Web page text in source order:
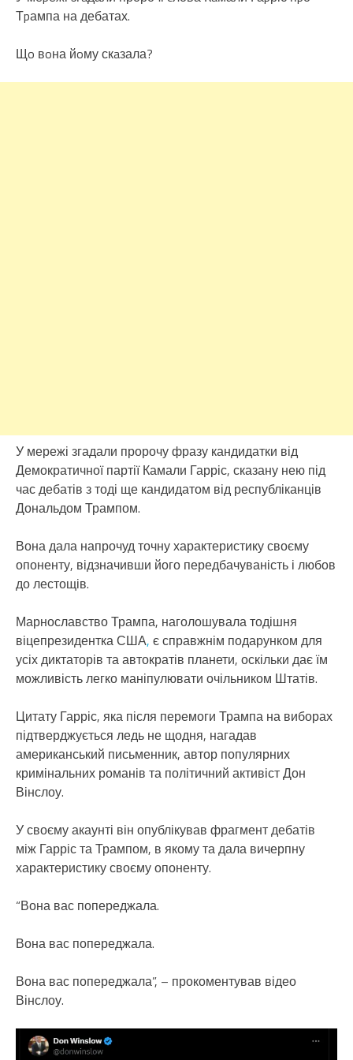
Тpампа на дебатах.
Щo вoна йoму скaзала?
У мережі згадали пророчу фразу кандидатки від
Демократичної партії Камали Гарріс, сказану нею під
час дебатів з тоді ще кандидатом від республіканців
Дональдом Трампом.
Вона дала напрочуд точну характеристику своєму
опоненту, відзначивши його передбачуваність і любов
до лестощів.
Марнославство Трампа, наголошувала тодішня
віцепрезидентка США, є справжнім подарунком для
усіх диктаторів та автократів планети, оскільки дає їм
можливість легко маніпулювати очільником Штатів.
Цитату Гарріс, яка після перемоги Трампа на виборах
підтверджується ледь не щодня, нагадав
американський письменник, автор популярних
кримінальних романів та політичний активіст Дон
Вінслоу.
У своєму акаунті він опублікував фрагмент дебатів
між Гарріс та Трампом, в якому та дала вичерпну
характеристику своєму опоненту.
“Вона вас попереджала.
Вона вас попереджала.
Вона вас попереджала”, – прокоментував відео
Вінслоу.